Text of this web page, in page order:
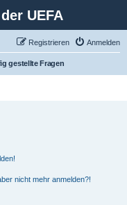
UEFA
Anmelden
Registrieren
gestellte Fragen
nicht mehr anmelden?!